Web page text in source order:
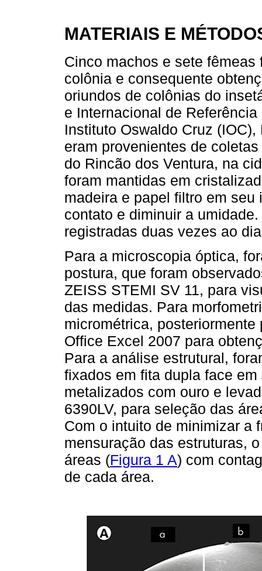
MATERIAIS E
Cinco machos e sete
colônia e consequente
oriundos de colônias do
e Internacional de
Instituto Oswaldo Cruz
eram provenientes de
do Rincão dos Ventura, na
foram mantidas em
madeira e papel filtro em
contato e diminuir a
registradas duas vezes ao
Para a microscopia óptica,
postura, que foram
ZEISS STEMI SV 11, para
das medidas. Para
micrométrica,
Office Excel 2007 para
Para a análise estrutural,
fixados em fita dupla face em
metalizados com ouro e
6390LV, para seleção das
Com o intuito de minimizar a
mensuração das estruturas,
áreas (Figura 1 A) com
de cada área.